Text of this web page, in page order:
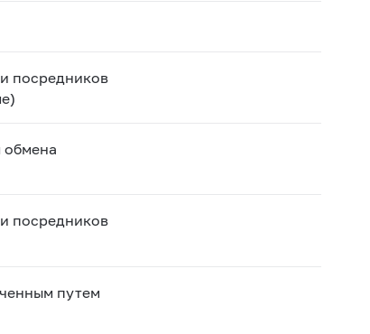
посредников
обмена
посредников
путем